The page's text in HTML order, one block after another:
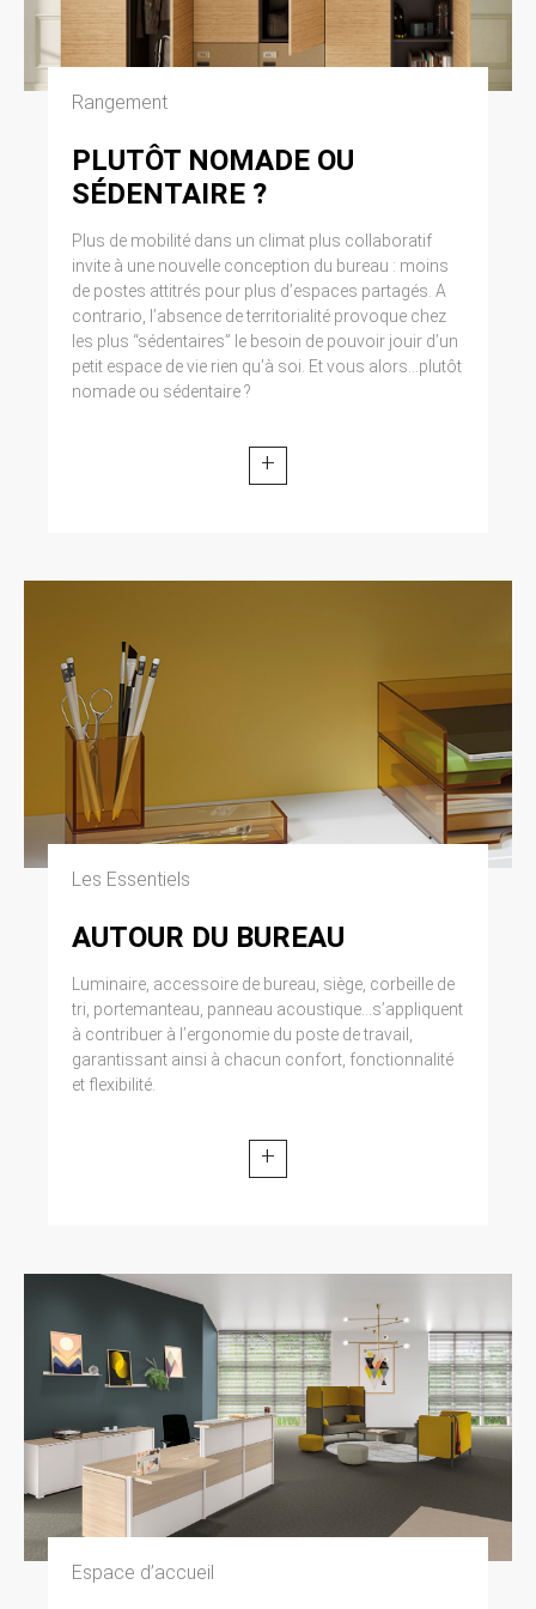
Rangement
PLUTÔT NOMADE OU
SÉDENTAIRE ?
Plus de mobilité dans un climat plus collaboratif
invite à une nouvelle conception du bureau : moins
de postes attitrés pour plus d’espaces partagés. A
contrario, l’absence de territorialité provoque chez
les plus “sédentaires” le besoin de pouvoir jouir d’un
petit espace de vie rien qu’à soi. Et vous alors...plutôt
nomade ou sédentaire ?
+
Les Essentiels
AUTOUR DU BUREAU
Luminaire, accessoire de bureau, siège, corbeille de
tri, portemanteau, panneau acoustique...s’appliquent
à contribuer à l’ergonomie du poste de travail,
garantissant ainsi à chacun confort, fonctionnalité
et flexibilité.
+
Espace d’accueil
Cliquez en haut à droite du navigateur sur le
pictogramme de menu (symbolisé par trois
lignes horizontales). Sélectionnez Paramètres.
Dans la section ‘Confidentialité’, cliquez sur
vous pouvez bloquer les cookies.
ATTRIBUTION DE
JURIDICTION.
Tout litige en relation avec l’utilisation du site
https://clen.fr est soumis au droit français. Il est
fait attribution exclusive de juridiction aux
tribunaux compétents de Paris.
10. LES PRINCIPALES LOIS
CONCERNÉES.
11. LEXIQUE.
Utilisateur : Internaute se connectant, utilisant
le site susnommé. Informations personnelles :
« les informations qui permettent, sous quelque
forme que ce soit, directement ou non,
l’identification des personnes physiques
auxquelles elles s’appliquent » (article 4 de la